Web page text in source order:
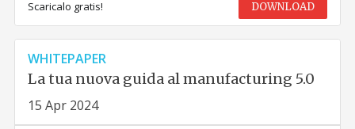
Scaricalo gratis! DOWNLOAD
WHITEPAPER
La tua nuova guida al manufacturing 5.0
15 Apr 2024